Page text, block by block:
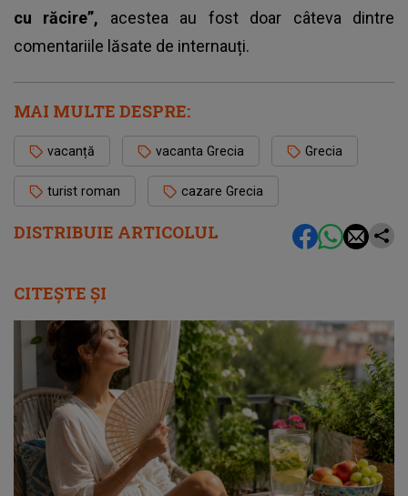
DISTRIBUIE ARTICOLUL
cu răcire”, acestea au fost doar câteva dintre
comentariile lăsate de internauți.
MAI MULTE DESPRE:
vacanță vacanta Grecia Grecia
turist roman cazare Grecia
CITEȘTE ȘI